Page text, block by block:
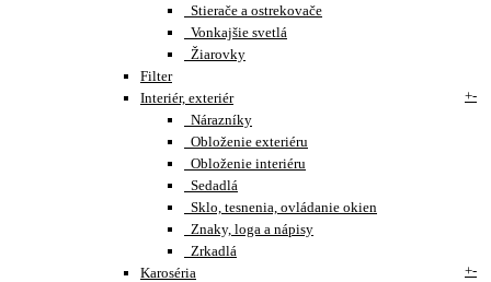
Stierače a ostrekovače
Vonkajšie svetlá
Žiarovky
Filter
Interiér, exteriér
+-
Nárazníky
Obloženie exteriéru
Obloženie interiéru
Sedadlá
Sklo, tesnenia, ovládanie okien
Znaky, loga a nápisy
Zrkadlá
Karoséria
+-